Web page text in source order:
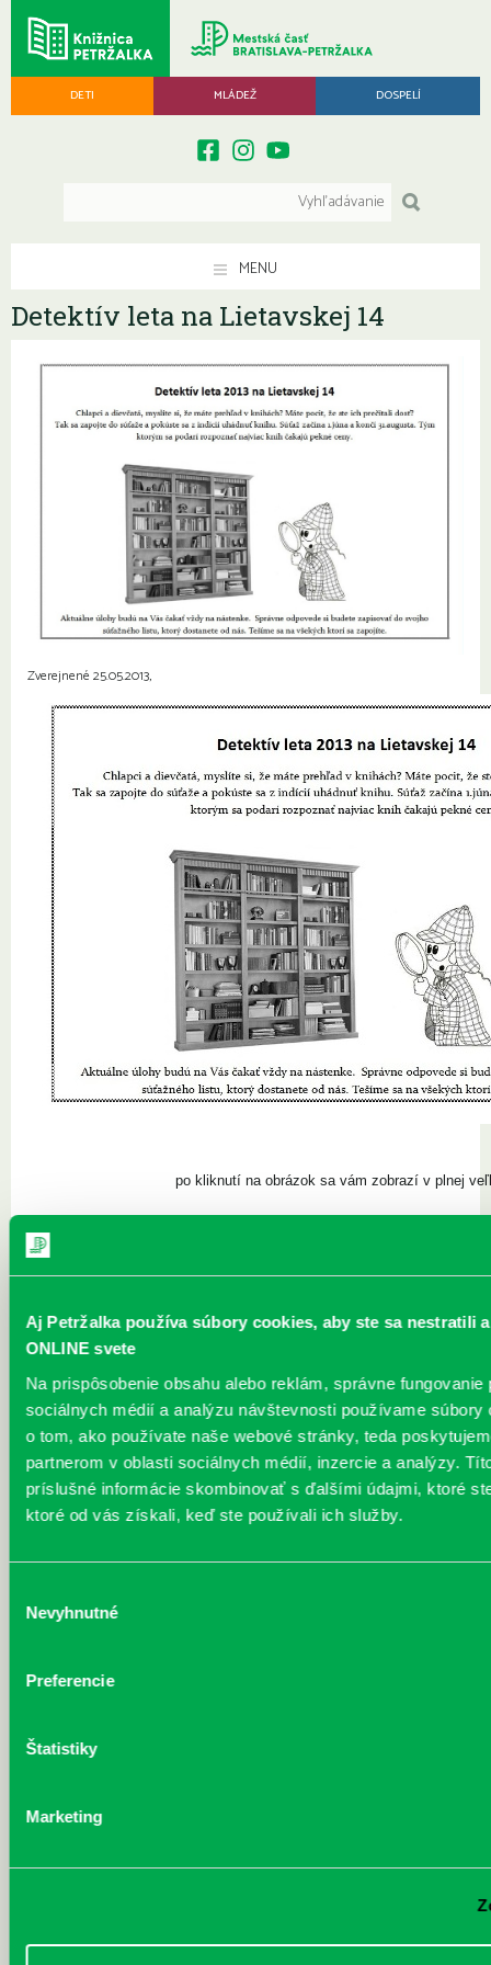
Aj Petržalka používa súbory cookies, aby ste sa nestratili
ONLINE svete
Na prispôsobenie obsahu alebo reklám, správne fungovanie
sociálnych médií a analýzu návštevnosti používame súbory
o tom, ako používate naše webové stránky, teda
partnerom v oblasti sociálnych médií, inzercie a analýzy.
príslušné informácie skombinovať s ďalšími údajmi, ktoré
ktoré od vás získali, keď ste používali ich služby.
súhlasu
Nevyhnutné
Preferencie
Štatistiky
Marketing
DETI MLÁDEŽ DOSPELÍ
MENU
Detektív leta na Lietavskej 14
Zverejnené 25.05.2013,
po kliknutí na obrázok sa vám zobrazí v plnej
Najnovšie
„Ochlaď sa!“ v petržalskej knižnici
30.07.2026
Letné horúčavy dajú zabrať každému z nás.
Chceme vás preto informovať, že sa naša
petržalská knižnica stala súčasťou pilotného
projektu…
Filatelisti ovládli olympiádu
herečky